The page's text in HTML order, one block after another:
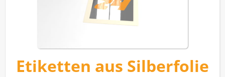
Etiketten aus Silberfolie